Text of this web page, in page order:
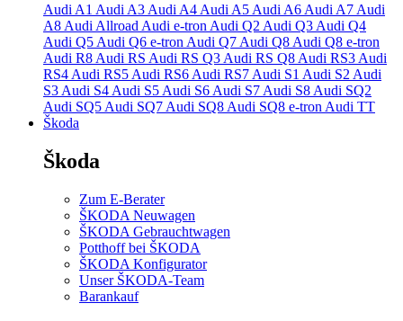
Audi A1 Audi A3 Audi A4 Audi A5 Audi A6 Audi A7 Audi
A8 Audi Allroad Audi e-tron Audi Q2 Audi Q3 Audi Q4
Audi Q5 Audi Q6 e-tron Audi Q7 Audi Q8 Audi Q8 e-tron
Audi R8 Audi RS Audi RS Q3 Audi RS Q8 Audi RS3 Audi
RS4 Audi RS5 Audi RS6 Audi RS7 Audi S1 Audi S2 Audi
S3 Audi S4 Audi S5 Audi S6 Audi S7 Audi S8 Audi SQ2
Audi SQ5 Audi SQ7 Audi SQ8 Audi SQ8 e-tron Audi TT
Škoda
Škoda
Zum E-Berater
ŠKODA Neuwagen
ŠKODA Gebrauchtwagen
Potthoff bei ŠKODA
ŠKODA Konfigurator
Unser ŠKODA-Team
Barankauf